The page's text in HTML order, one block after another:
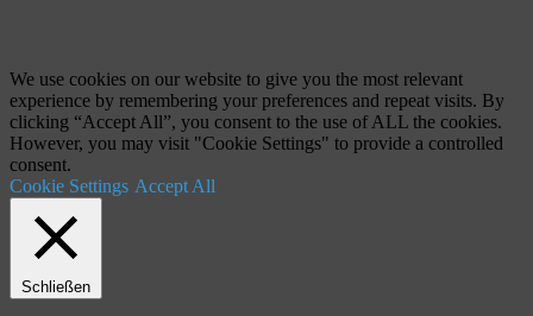
We use cookies on our website to give you the most relevant
experience by remembering your preferences and repeat visits. By
clicking “Accept All”, you consent to the use of ALL the cookies.
However, you may visit "Cookie Settings" to provide a controlled
consent.
Cookie Settings Accept All
Schließen